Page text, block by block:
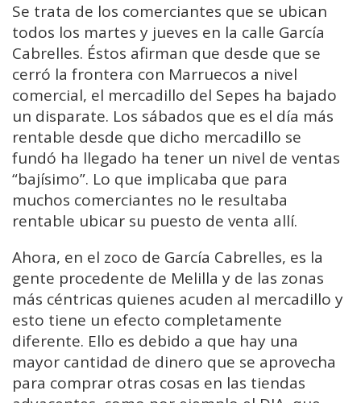
Se trata de los comerciantes que se ubican
todos los martes y jueves en la calle García
Cabrelles. Éstos afirman que desde que se
cerró la frontera con Marruecos a nivel
comercial, el mercadillo del Sepes ha bajado
un disparate. Los sábados que es el día más
rentable desde que dicho mercadillo se
fundó ha llegado ha tener un nivel de ventas
“bajísimo”. Lo que implicaba que para
muchos comerciantes no le resultaba
rentable ubicar su puesto de venta allí.
Ahora, en el zoco de García Cabrelles, es la
gente procedente de Melilla y de las zonas
más céntricas quienes acuden al mercadillo y
esto tiene un efecto completamente
diferente. Ello es debido a que hay una
mayor cantidad de dinero que se aprovecha
para comprar otras cosas en las tiendas